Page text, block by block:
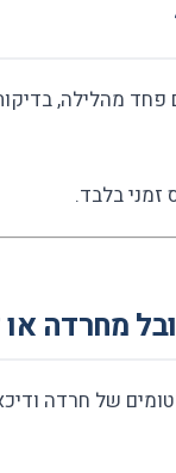
מהלילה,
בלבד.
מחרדה או
של חרדה